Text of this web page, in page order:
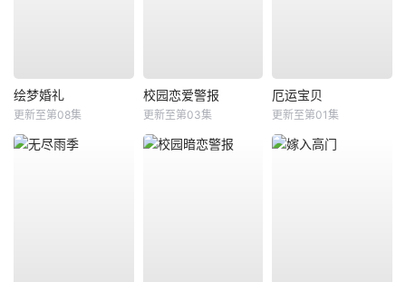
绘梦婚礼
更新至第08集
校园恋爱警报
更新至第03集
厄运宝贝
更新至第01集